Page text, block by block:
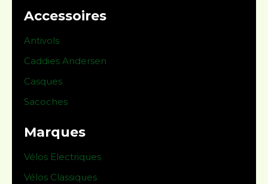
Accessoires
Antivols
Caddies Andersen
Casques
Sacoches
Marques
Vélos Electriques
Vélos Classiques